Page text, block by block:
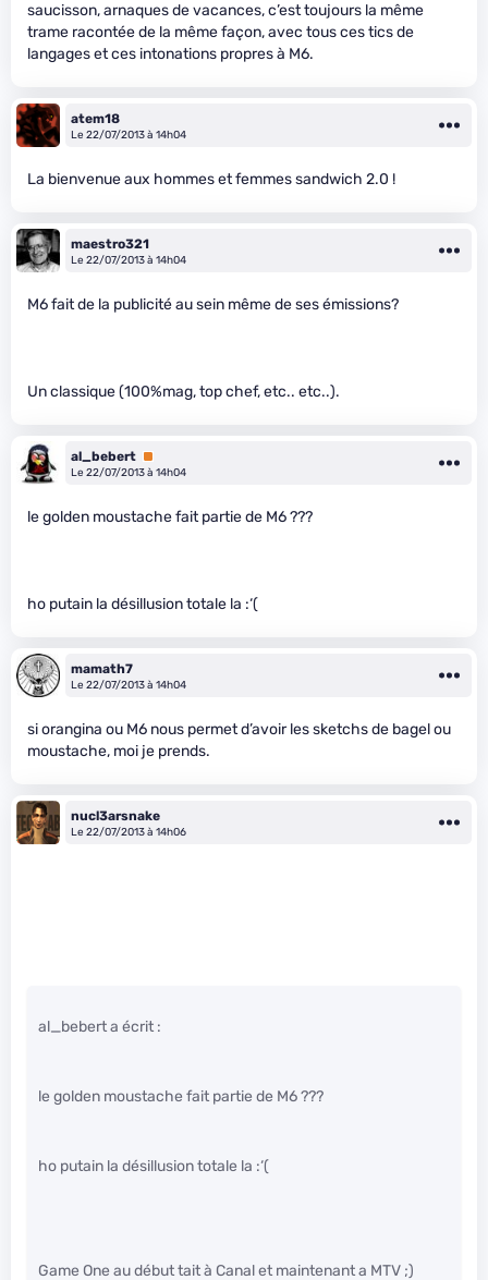
saucisson, arnaques de vacances, c’est toujours la même
trame racontée de la même façon, avec tous ces tics de
langages et ces intonations propres à M6.
atem18
Le 22/07/2013 à 14h04
La bienvenue aux hommes et femmes sandwich 2.0 !
maestro321
Le 22/07/2013 à 14h04
M6 fait de la publicité au sein même de ses émissions?
Un classique (100%mag, top chef, etc.. etc..).
al_bebert Premium
Le 22/07/2013 à 14h04
le golden moustache fait partie de M6 ???
ho putain la désillusion totale la :‘(
mamath7
Le 22/07/2013 à 14h04
si orangina ou M6 nous permet d’avoir les sketchs de bagel ou
moustache, moi je prends.
nucl3arsnake
Le 22/07/2013 à 14h06
al_bebert a écrit :
le golden moustache fait partie de M6 ???
ho putain la désillusion totale la :‘(
Game One au début tait à Canal et maintenant a MTV ;)